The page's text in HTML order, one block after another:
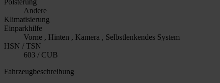
Andere
Klimatisierung
Einparkhilfe
Vorne , Hinten , Kamera , Selbstlenkendes System
HSN / TSN
603 / CUB
Fahrzeugbeschreibung